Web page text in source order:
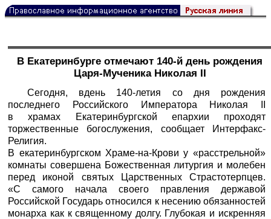
В Екатеринбурге отмечают 140-й день рождения
Царя-Мученика Николая II
Сегодня, вдень 140-летия со дня рождения
последнего Российского Императора Николая II
в храмах Екатеринбургской епархии проходят
торжественные богослужения, сообщает Интерфакс-
Религия.
В екатеринбургском Храме-на-Крови у «расстрельной»
комнаты совершена Божественная литургия и молебен
перед иконой святых Царственных Страстотерпцев.
«С самого начала своего правления державой
Российской Государь относился к несению обязанностей
монарха как к священному долгу. Глубокая и искренняя